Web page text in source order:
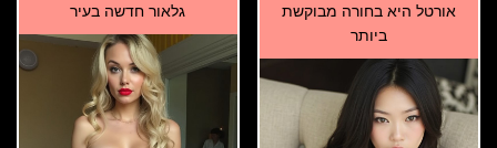
אורטל היא בחורה מבוקשת
ביותר
גלאור חדשה בעיר